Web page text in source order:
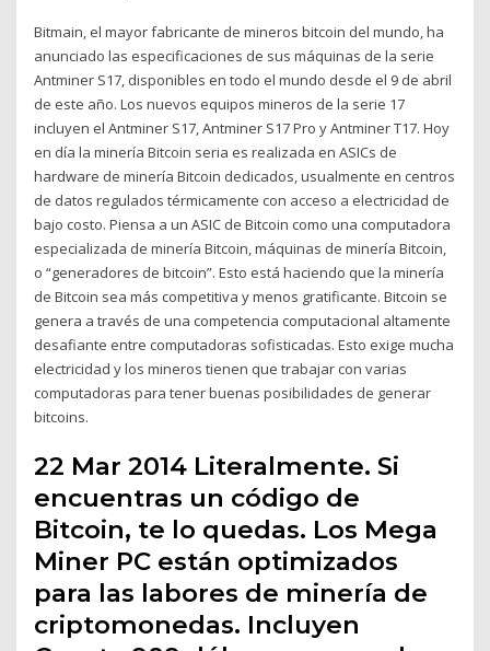
Bitmain, el mayor fabricante de mineros bitcoin del mundo, ha
anunciado las especificaciones de sus máquinas de la serie
Antminer S17, disponibles en todo el mundo desde el 9 de abril
de este año. Los nuevos equipos mineros de la serie 17
incluyen el Antminer S17, Antminer S17 Pro y Antminer T17. Hoy
en día la minería Bitcoin seria es realizada en ASICs de
hardware de minería Bitcoin dedicados, usualmente en centros
de datos regulados térmicamente con acceso a electricidad de
bajo costo. Piensa a un ASIC de Bitcoin como una computadora
especializada de minería Bitcoin, máquinas de minería Bitcoin,
o “generadores de bitcoin”. Esto está haciendo que la minería
de Bitcoin sea más competitiva y menos gratificante. Bitcoin se
genera a través de una competencia computacional altamente
desafiante entre computadoras sofisticadas. Esto exige mucha
electricidad y los mineros tienen que trabajar con varias
computadoras para tener buenas posibilidades de generar
bitcoins.
22 Mar 2014 Literalmente. Si
encuentras un código de
Bitcoin, te lo quedas. Los Mega
Miner PC están optimizados
para las labores de minería de
criptomonedas. Incluyen